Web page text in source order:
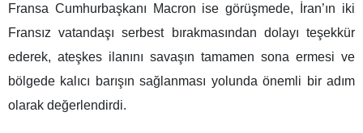
Fransa Cumhurbaşkanı Macron ise görüşmede, İran’ın iki
Fransız vatandaşı serbest bırakmasından dolayı teşekkür
ederek, ateşkes ilanını savaşın tamamen sona ermesi ve
bölgede kalıcı barışın sağlanması yolunda önemli bir adım
olarak değerlendirdi.